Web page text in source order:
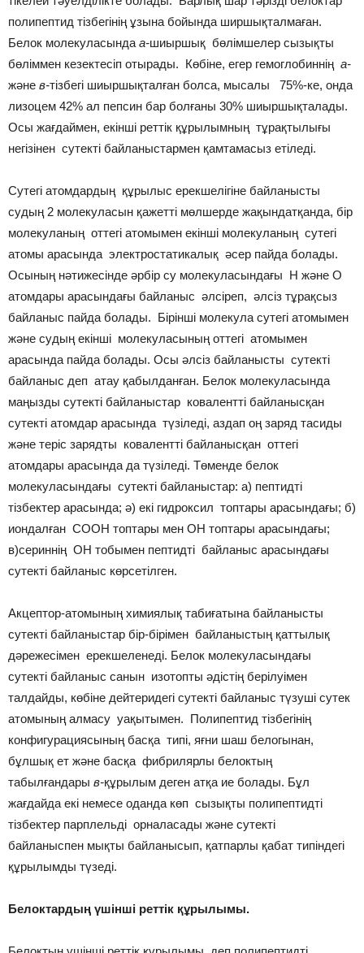
полипептид тізбегінің ұзына бойында ширшықталмаған.
Белок молекуласында а-шиыршық бөлімшелер сызықты
бөліммен кезектесіп отырады. Көбіне, егер гемоглобиннің а-
және в-тізбегі шиыршықталған болса, мысалы 75%-ке, онда
лизоцем 42% ал пепсин бар болғаны 30% шиыршықталады.
Осы жағдаймен, екінші реттік құрылымның тұрақтылығы
негізінен сутекті байланыстармен қамтамасыз етіледі.
Сутегі атомдардың құрылыс ерекшелігіне байланысты
судың 2 молекуласын қажетті мөлшерде жақындатқанда, бір
молекуланың оттегі атомымен екінші молекуланың сутегі
атомы арасында электростатикалық әсер пайда болады.
Осының нәтижесінде әрбір су молекуласындағы Н және О
атомдары арасындағы байланыс әлсіреп, әлсіз тұрақсыз
байланыс пайда болады. Бірінші молекула сутегі атомымен
және судың екінші молекуласының оттегі атомымен
арасында пайда болады. Осы әлсіз байланысты сутекті
байланыс деп атау қабылданған. Белок молекуласында
маңызды сутекті байланыстар ковалентті байланысқан
сутекті атомдар арасында түзіледі, аздап оң заряд тасиды
және теріс зарядты ковалентті байланысқан оттегі
атомдары арасында да түзіледі. Төменде белок
молекуласындағы сутекті байланыстар: а) пептидті
тізбектер арасында; ә) екі гидроксил топтары арасындағы; б)
иондалған СООН топтары мен ОН топтары арасындағы;
в)сериннің ОН тобымен пептидті байланыс арасындағы
сутекті байланыс көрсетілген.
Акцептор-атомының химиялық табиғатына байланысты
сутекті байланыстар бір-бірімен байланыстың қаттылық
дәрежесімен ерекшеленеді. Белок молекуласындағы
сутекті байланыс санын изотопты әдістің берілуімен
талдайды, көбіне дейтеридегі сутекті байланыс түзуші сутек
атомының алмасу уақытымен. Полипептид тізбегінің
конфигурациясының басқа типі, яғни шаш белогынан,
бұлшық ет және басқа фибрилярлы белоктың
табылғандары в-құрылым деген атқа ие болады. Бұл
жағдайда екі немесе оданда көп сызықты полипептидті
тізбектер парплельді орналасады және сутекті
байланыспен мықты байланысып, қатпарлы қабат типіндегі
құрылымды түзеді.
Белоктардың үшінші реттік құрылымы.